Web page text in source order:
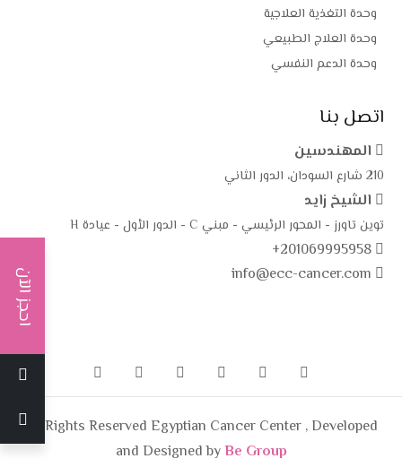
وحدة التغذية العلاجية
وحدة العلاج الطبيعي
وحدة الدعم النفسي
اتصل بنا
المهندسين
210 شارع السودان، الدور الثاني
الشيخ زايد
توين تاورز - المحور الرئيسي - مبني C - الدور الأول - عيادة H
+201069995958
All Rights Reserved Egyptian Cancer Center , Developed
and Designed byBe Group
احجز الآن